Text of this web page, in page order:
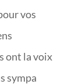
vos
ont la voix
sympa